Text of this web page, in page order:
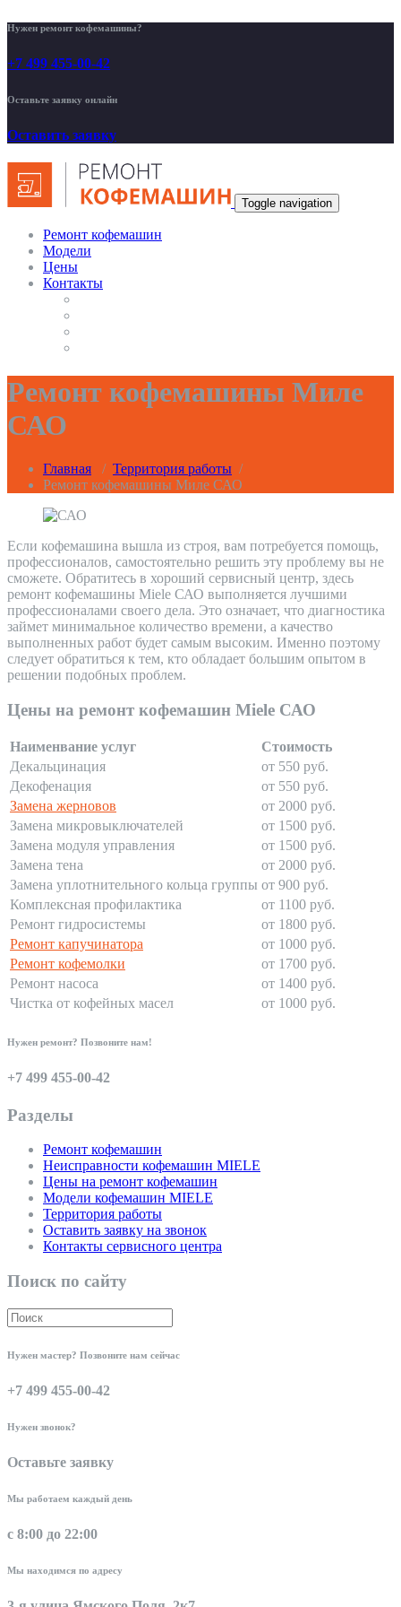
Нужен ремонт кофемашины?
+7 499 455-00-42
Оставьте заявку онлайн
Оставить заявку
Toggle navigation
Ремонт кофемашин
Модели
Цены
Контакты
Ремонт кофемашины Миле
САО
Главная / Территория работы /
Ремонт кофемашины Миле САО
Если кофемашина вышла из строя, вам потребуется помощь,
профессионалов, самостоятельно решить эту проблему вы не
сможете. Обратитесь в хороший сервисный центр, здесь
ремонт кофемашины Miele САО выполняется лучшими
профессионалами своего дела. Это означает, что диагностика
займет минимальное количество времени, а качество
выполненных работ будет самым высоким. Именно поэтому
следует обратиться к тем, кто обладает большим опытом в
решении подобных проблем.
Цены на ремонт кофемашин Miele САО
Наименвание услуг
Стоимость
Декальцинация
от 550 руб.
Декофенация
от 550 руб.
Замена жерновов
от 2000 руб.
Замена микровыключателей
от 1500 руб.
Замена модуля управления
от 1500 руб.
Замена тена
от 2000 руб.
Замена уплотнительного кольца группы от 900 руб.
Комплексная профилактика
от 1100 руб.
Ремонт гидросистемы
от 1800 руб.
Ремонт капучинатора
от 1000 руб.
Ремонт кофемолки
от 1700 руб.
Ремонт насоса
от 1400 руб.
Чистка от кофейных масел
от 1000 руб.
Нужен ремонт? Позвоните нам!
+7 499 455-00-42
Разделы
Ремонт кофемашин
Неисправности кофемашин MIELE
Цены на ремонт кофемашин
Модели кофемашин MIELE
Территория работы
Оставить заявку на звонок
Контакты сервисного центра
Поиск по сайту
Нужен мастер? Позвоните нам сейчас
+7 499 455-00-42
Нужен звонок?
Оставьте заявку
Мы работаем каждый день
с 8:00 до 22:00
Мы находимся по адресу